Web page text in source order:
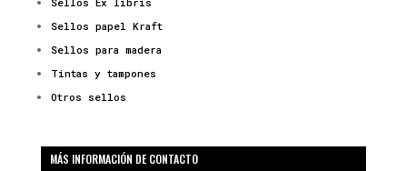
Sellos papel Kraft
Sellos para madera
Tintas y tampones
Otros sellos
MÁS INFORMACIÓN DE CONTACTO